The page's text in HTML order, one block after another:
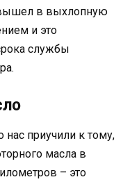
в выхлопную
и это
службы
приучили к тому,
масла в
– это